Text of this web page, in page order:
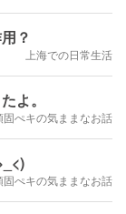
？
上海での日常生活
よ。
固ぺキの気ままなお話
固ぺキの気ままなお話